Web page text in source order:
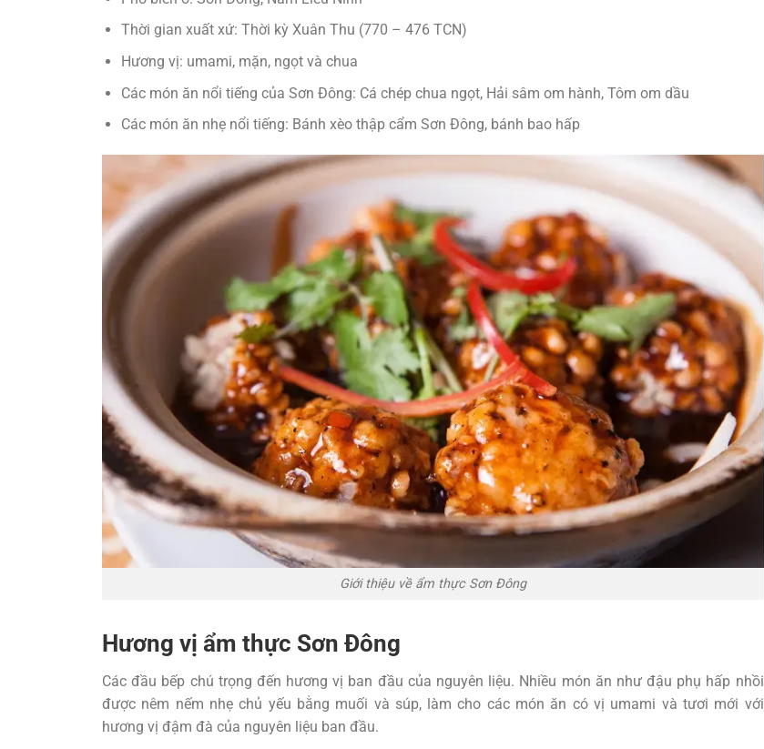
Thời gian xuất xứ: Thời kỳ Xuân Thu (770 – 476 TCN)
Hương vị: umami, mặn, ngọt và chua
Các món ăn nổi tiếng của Sơn Đông: Cá chép chua ngọt, Hải sâm om hành, Tôm om dầu
Các món ăn nhẹ nổi tiếng: Bánh xèo thập cẩm Sơn Đông, bánh bao hấp
Giới thiệu về ẩm thực Sơn Đông
Hương vị ẩm thực Sơn Đông
Các đầu bếp chú trọng đến hương vị ban đầu của nguyên liệu. Nhiều món ăn như đậu phụ hấp nhồi
được nêm nếm nhẹ chủ yếu bằng muối và súp, làm cho các món ăn có vị umami và tươi mới với
hương vị đậm đà của nguyên liệu ban đầu.